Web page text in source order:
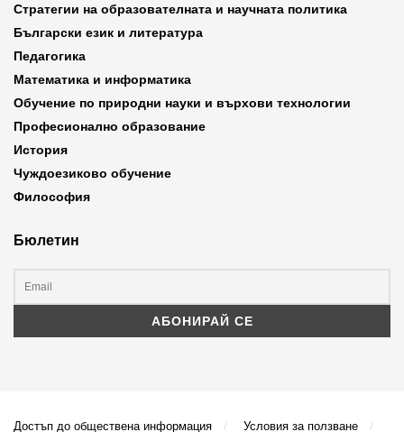
Стратегии на образователната и научната политика
Български език и литература
Педагогика
Математика и информатика
Обучение по природни науки и върхови технологии
Професионално образование
История
Чуждоезиково обучение
Философия
Бюлетин
Достъп до обществена информация Условия за ползване